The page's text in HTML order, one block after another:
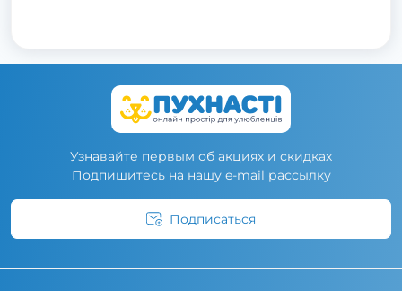
Узнавайте первым об акциях и скидках
Подпишитесь на нашу e-mail рассылку
Подписаться